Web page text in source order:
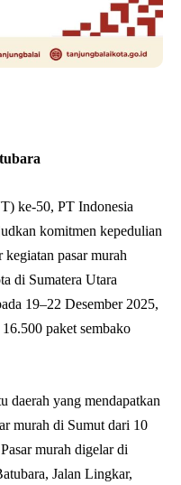
ke-50, PT Indonesia
komitmen kepedulian
kegiatan pasar murah
di Sumatera Utara
19–22 Desember 2025,
paket sembako
daerah yang mendapatkan
murah di Sumut dari 10
murah digelar di
Jalan Lingkar,